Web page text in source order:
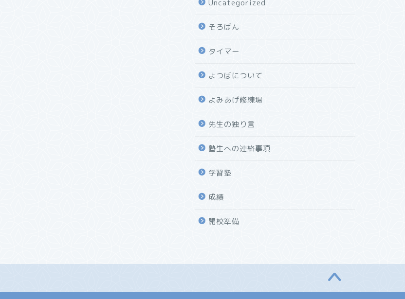
Uncategorized
そろばん
タイマー
よつばについて
よみあげ修練場
先生の独り言
塾生への連絡事項
学習塾
成績
開校準備